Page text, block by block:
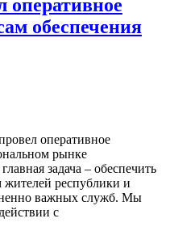
оперативное
обеспечения
оперативное
рынке
задача – обеспечить
жителей республики и
важных служб. Мы
с